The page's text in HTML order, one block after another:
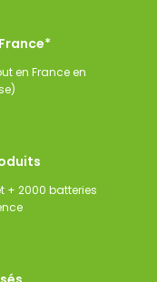
en France en
+ 2000 batteries